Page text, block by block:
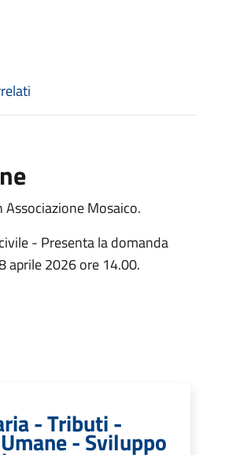
Associazione Mosaico.
- Presenta la domanda
aprile 2026 ore 14.00.
- Tributi -
- Sviluppo